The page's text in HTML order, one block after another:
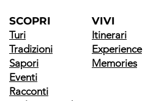
SCOPRI
Turi
Tradizioni
Sapori
Eventi
Racconti
VIVI
Itinerari
Experience
Memories